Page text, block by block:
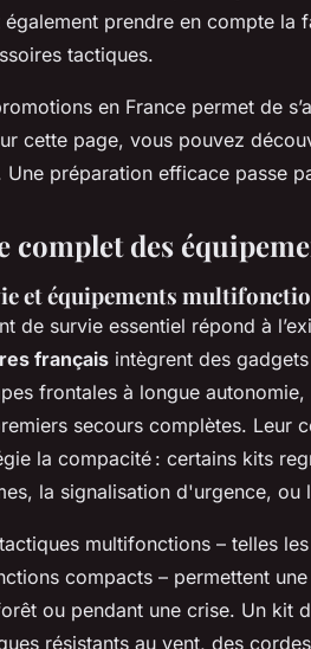
prendre en compte la
tactiques.
en France permet de
cette page, vous pouvez
Une préparation efficace passe
complet des
et équipements
de survie essentiel répond à
français intègrent des
frontales à longue
secours complètes. Leur
la compacité : certains kits
la signalisation d'urgence, ou
multifonctions – telles
compacts – permettent
ou pendant une crise. Un kit
résistants au vent, des